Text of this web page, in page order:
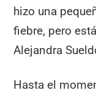
hizo una
fiebre, pero
Alejandra
Hasta el